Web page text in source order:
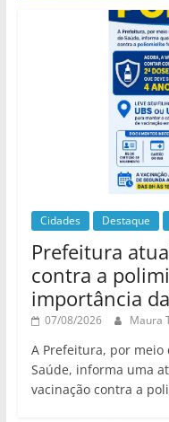
Cidades Destaque
Prefeitura
contra a
importância
07/08/2026 Maura
A Prefeitura, por
Saúde, informa uma
vacinação contra a